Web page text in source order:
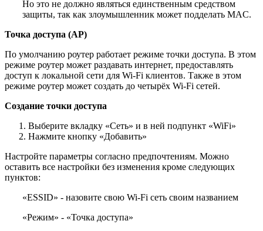
Но это не должно являться единственным средством
защиты, так как злоумышленник может подделать MAC.
Точка доступа (AP)
По умолчанию роутер работает режиме точки доступа. В этом
режиме роутер может раздавать интернет, предоставлять
доступ к локальной сети для Wi-Fi клиентов. Также в этом
режиме роутер может создать до четырёх Wi-Fi сетей.
Создание точки доступа
Выберите вкладку «Сеть» и в ней подпункт «WiFi»
Нажмите кнопку «Добавить»
Настройте параметры согласно предпочтениям. Можно
оставить все настройки без изменения кроме следующих
пунктов:
«ESSID» - назовите свою Wi-Fi сеть своим названием
«Режим» - «Точка доступа»